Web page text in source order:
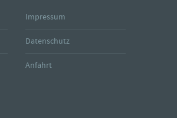
Impressum
Datenschutz
Anfahrt